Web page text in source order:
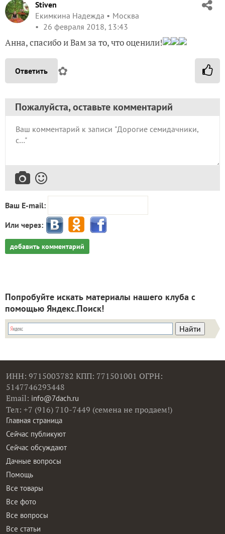
Stiven
Екимкина Надежда
Москва
26 февраля 2018, 13:43
Анна, спасибо и Вам за то, что оценили!
Ответить ✿
Пожалуйста, оставьте комментарий
Ваш E-mail:
Или через:
добавить комментарий
Попробуйте искать материалы нашего клуба с
помощью Яндекс.Поиск!
ИНН: 9715003782 КПП: 771501001 ОГРН:
5147746293448
Email: info@7dach.ru
Тел: +7 (916) 710-7449 (семена не продаем!)
Главная страница
Сейчас публикуют
Сейчас обсуждают
Дачные вопросы
Помощь
Все товары
Все фото
Все вопросы
Все статьи